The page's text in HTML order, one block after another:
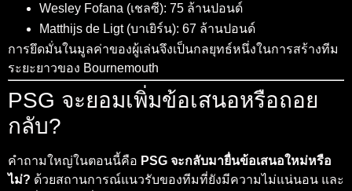
Wesley Fofana (เชลซี): 75 ล้านปอนด์
Matthijs de Ligt (บาเยิร์น): 67 ล้านปอนด์
การยึดมั่นในมูลค่าของผู้เล่นจึงเป็นกลยุทธ์หนึ่งในการสร้างทีม
ระยะยาวของ Bournemouth
PSG จะยอมเพิ่มข้อเสนอหรือถอย
กลับ?
คำถามใหญ่ในตอนนี้คือ PSG จะกลับมายื่นข้อเสนอใหม่หรือ
ไม่? ด้วยสถานการณ์แนวรับของทีมที่ยังมีความไม่แน่นอน และ